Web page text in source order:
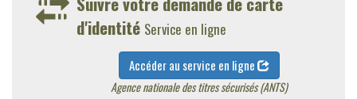
d'identité Service en ligne
Accéder au service en ligne
Agence nationale des titres sécurisés (ANTS)